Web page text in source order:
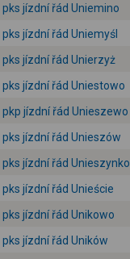
pks jízdní řád Uniemino
pks jízdní řád Uniemyśl
pks jízdní řád Unierzyż
pks jízdní řád Uniestowo
pkp jízdní řád Unieszewo
pks jízdní řád Unieszów
pks jízdní řád Unieszynko
pks jízdní řád Unieście
pks jízdní řád Unikowo
pks jízdní řád Uników